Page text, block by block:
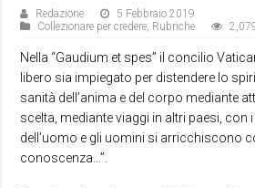
Redazione
5 Febbraio 2019
Collezionare per credere, Rubriche
Nella “Gaudium et spes” il concilio
libero sia impiegato per distendere lo
sanità dell’anima e del corpo mediante
scelta, mediante viaggi in altri paesi, con
dell’uomo e gli uomini si arricchiscono
conoscenza…”.